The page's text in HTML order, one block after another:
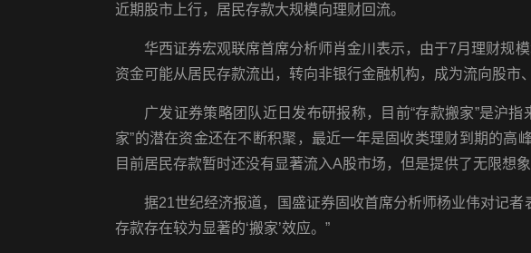
近期股市上行，居民存款大规模向理财回流。
华西证券宏观联席首席分析师肖金川表示，由于7月理财规
资金可能从居民存款流出，转向非银行金融机构，成为流向股市
广发证券策略团队近日发布研报称，目前“存款搬家”是沪
家”的潜在资金还在不断积聚，最近一年是固收类理财到期的高
目前居民存款暂时还没有显著流入A股市场，但是提供了无限想象
据21世纪经济报道，国盛证券固收首席分析师杨业伟对记
存款存在较为显著的‘搬家’效应。”